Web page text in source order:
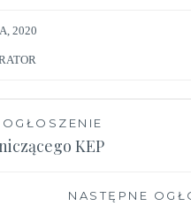
2020
KEP
NASTĘPNE